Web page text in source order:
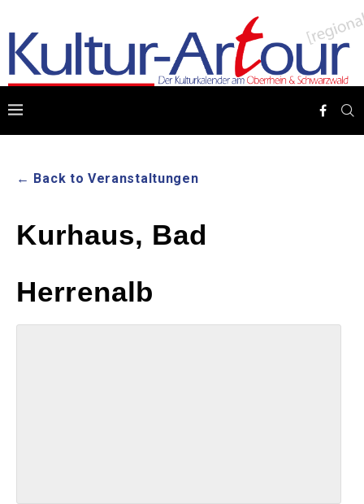
← Back to Veranstaltungen
Kurhaus, Bad
Herrenalb